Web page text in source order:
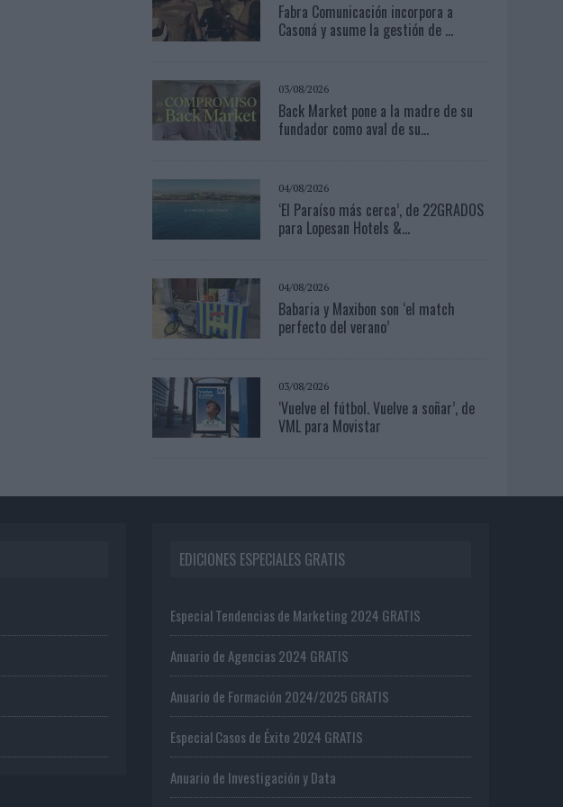
Fabra Comunicación incorpora a
Casoná y asume la gestión de ...
03/08/2026
Back Market pone a la madre de su
fundador como aval de su...
04/08/2026
‘El Paraíso más cerca’, de 22GRADOS
para Lopesan Hotels &...
04/08/2026
Babaria y Maxibon son ‘el match
perfecto del verano’
03/08/2026
‘Vuelve el fútbol. Vuelve a soñar’, de
VML para Movistar
EDICIONES ESPECIALES GRATIS
Especial Tendencias de Marketing 2024 GRATIS
Anuario de Agencias 2024 GRATIS
Anuario de Formación 2024/2025 GRATIS
Especial Casos de Éxito 2024 GRATIS
Anuario de Investigación y Data